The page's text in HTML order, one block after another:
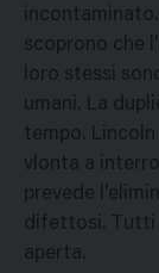
scoprono che
loro stessi
umani. La
tempo.
vlonta a
prevede
difettosi. Tutti
aperta.